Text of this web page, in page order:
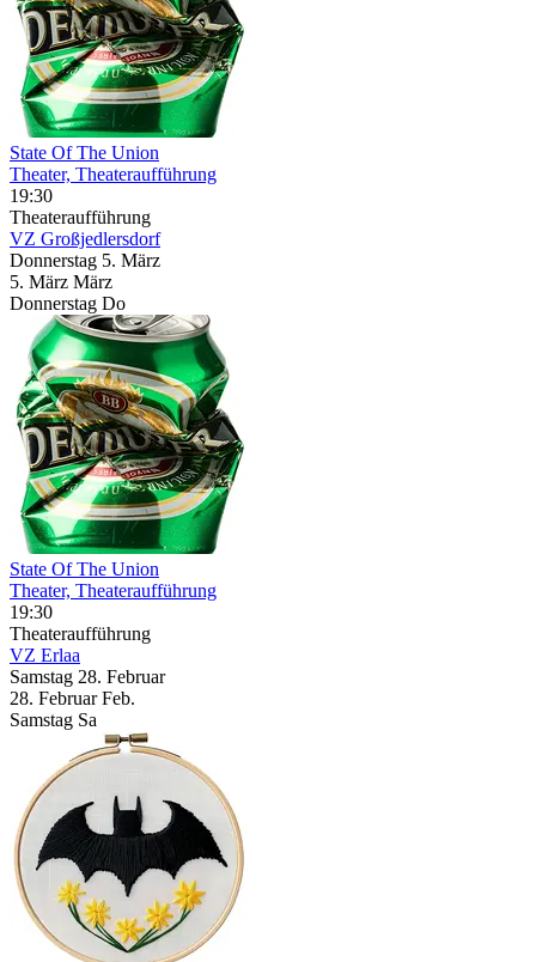
State Of The Union
Theater, Theateraufführung
19:30
Theateraufführung
VZ Großjedlersdorf
Donnerstag 5. März
5. März März
Donnerstag Do
State Of The Union
Theater, Theateraufführung
19:30
Theateraufführung
VZ Erlaa
Samstag 28. Februar
28. Februar Feb.
Samstag Sa